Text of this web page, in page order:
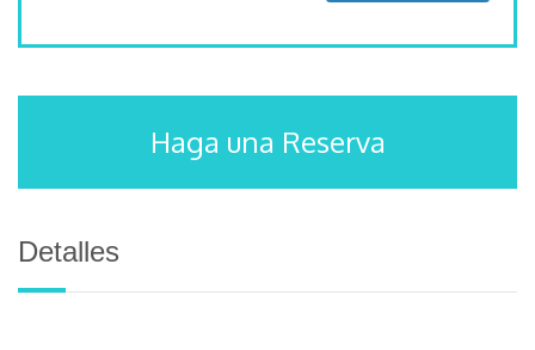
Haga una Reserva
Detalles